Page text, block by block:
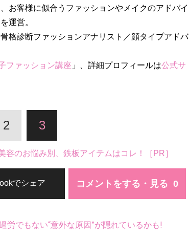
お客様に似合うファッションやメイクのアドバイ
を運営。
格診断ファッションアナリスト／顔タイプアドバ
ファッション講座 」、詳細プロフィールは公式サ
2 3
のお悩み別、鉄板アイテムはコレ！［PR］
コメントをする・見る
でシェア
でもない“意外な原因”が隠れているかも!